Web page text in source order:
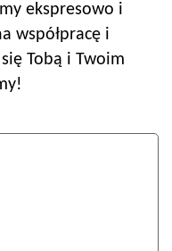
ekspresowo i
współpracę i
Tobą i Twoim